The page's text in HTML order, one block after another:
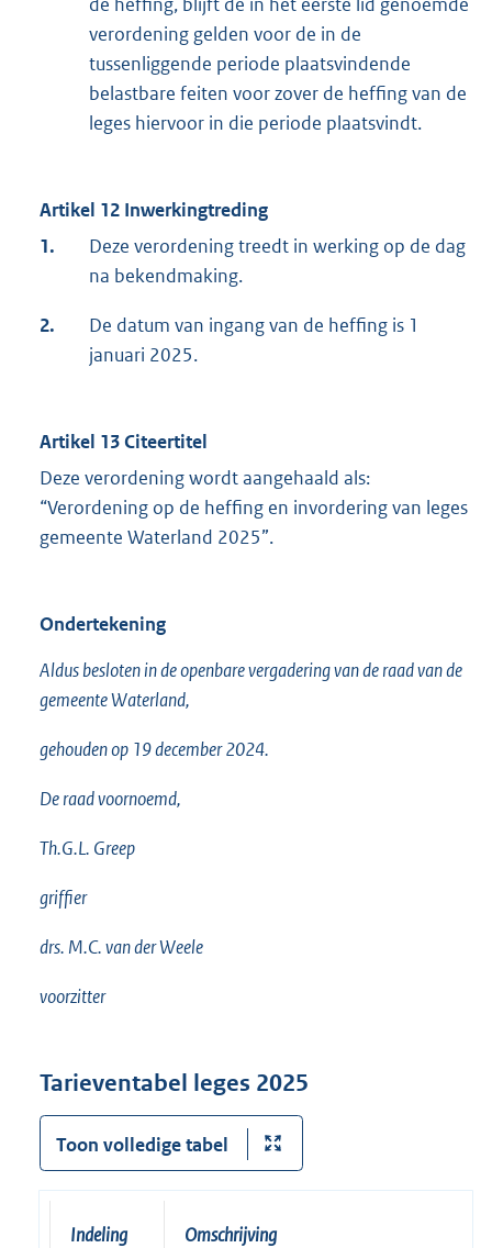
verordening gelden voor de in de
tussenliggende periode plaatsvindende
belastbare feiten voor zover de heffing van de
leges hiervoor in die periode plaatsvindt.
Artikel 12 Inwerkingtreding
1.
Deze verordening treedt in werking op de dag
na bekendmaking.
2.
De datum van ingang van de heffing is 1
januari 2025.
Artikel 13 Citeertitel
Deze verordening wordt aangehaald als:
“Verordening op de heffing en invordering van leges
gemeente Waterland 2025”.
Ondertekening
Aldus besloten in de openbare vergadering van de raad van de
gemeente Waterland,
gehouden op 19 december 2024.
De raad voornoemd,
Th.G.L. Greep
griffier
drs. M.C. van der Weele
voorzitter
Tarieventabel leges 2025
Toon volledige tabel
Indeling Omschrijving